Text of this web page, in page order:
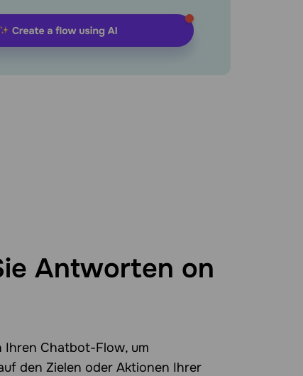
Antworten on
Ihren Chatbot-Flow, um
den Zielen oder Aktionen Ihrer